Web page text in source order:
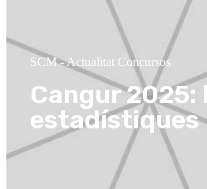
Cangur 2025:
estadístiques
SCM-Actualitat Concursos